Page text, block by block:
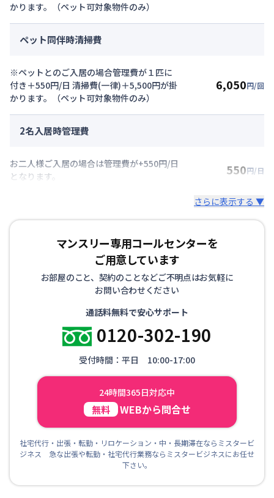
かります。（ペット可対象物件のみ）
ペット同伴時清掃費
※ペットとのご入居の場合管理費が１匹に
付き＋550円/日 清掃費(一律)＋5,500円が掛
かります。（ペット可対象物件のみ）
6,050円/回
2名入居時管理費
お二人様ご入居の場合は管理費が+550円/日
となります。
550円/日
さらに表示する ▼
マンスリー専用コールセンターを
ご用意しています
お部屋のこと、契約のことなどご不明点はお気軽に
お問い合わせください
通話料無料で安心サポート
0120-302-190
受付時間：平日 10:00-17:00
24時間365日対応中
無料 WEBから問合せ
社宅代行・出張・転勤・リロケーション・中・長期滞在ならミスタービ
ジネス 急な出張や転勤・社宅代行業務ならミスタービジネスにお任せ
下さい。